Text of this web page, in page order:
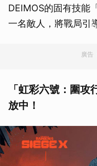
DEIMOS的固有技能
一名敵人，將戰局引
廣告
「虹彩六號：圍
放中！